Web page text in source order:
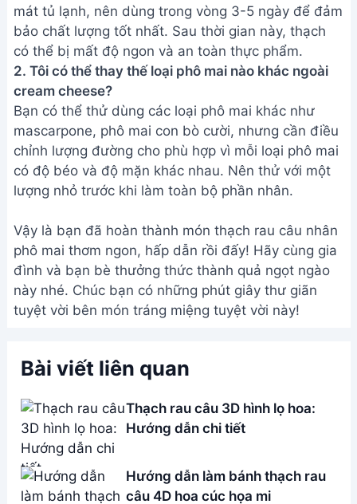
mát tủ lạnh, nên dùng trong vòng 3-5 ngày để đảm
bảo chất lượng tốt nhất. Sau thời gian này, thạch
có thể bị mất độ ngon và an toàn thực phẩm.
2. Tôi có thể thay thế loại phô mai nào khác ngoài
cream cheese?
Bạn có thể thử dùng các loại phô mai khác như
mascarpone, phô mai con bò cười, nhưng cần điều
chỉnh lượng đường cho phù hợp vì mỗi loại phô mai
có độ béo và độ mặn khác nhau. Nên thử với một
lượng nhỏ trước khi làm toàn bộ phần nhân.
Vậy là bạn đã hoàn thành món thạch rau câu nhân
phô mai thơm ngon, hấp dẫn rồi đấy! Hãy cùng gia
đình và bạn bè thưởng thức thành quả ngọt ngào
này nhé. Chúc bạn có những phút giây thư giãn
tuyệt vời bên món tráng miệng tuyệt vời này!
Bài viết liên quan
Thạch rau câu 3D hình lọ hoa:
Hướng dẫn chi tiết
Hướng dẫn làm bánh thạch rau
câu 4D hoa cúc họa mi